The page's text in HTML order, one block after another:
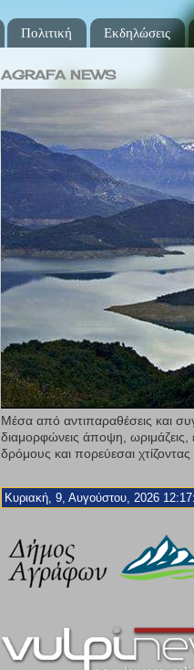
Πολιτική Εκδηλώσεις
AGRAFA NEWS
Μέσα από αντιπαραθέσεις και
διαμορφώνεις άποψη, ωριμάζεις,
δρόμους και πορεύεσαι χτίζοντας
Κυριακή, 9, Αυγούστου, 2026